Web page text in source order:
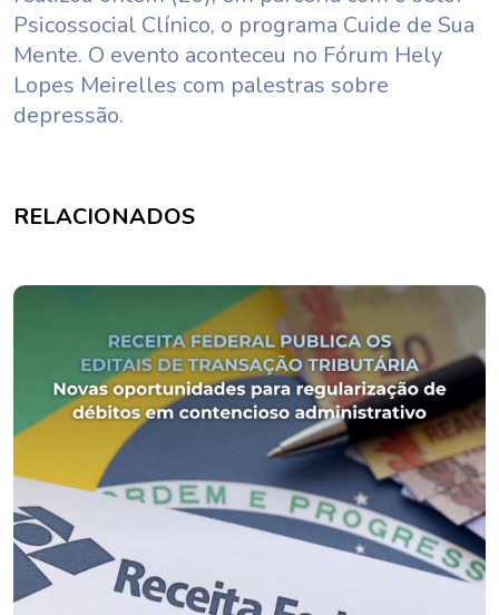
Psicossocial Clínico, o programa Cuide de Sua
Mente. O evento aconteceu no Fórum Hely
Lopes Meirelles com palestras sobre
depressão.
RELACIONADOS